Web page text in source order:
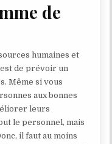
de
humaines et
de prévoir un
Même si vous
aux bonnes
leurs
le personnel, mais
il faut au moins